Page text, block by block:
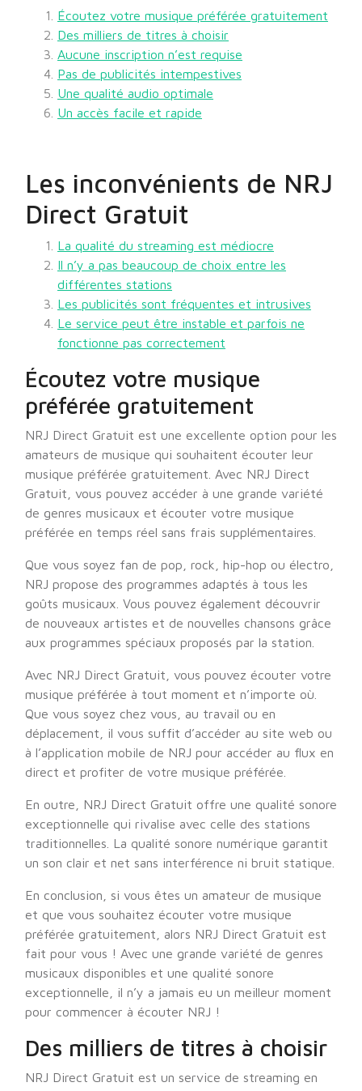
Écoutez votre musique préférée gratuitement
Des milliers de titres à choisir
Aucune inscription n’est requise
Pas de publicités intempestives
Une qualité audio optimale
Un accès facile et rapide
Les inconvénients de NRJ
Direct Gratuit
La qualité du streaming est médiocre
Il n’y a pas beaucoup de choix entre les
différentes stations
Les publicités sont fréquentes et intrusives
Le service peut être instable et parfois ne
fonctionne pas correctement
Écoutez votre musique
préférée gratuitement
NRJ Direct Gratuit est une excellente option pour les
amateurs de musique qui souhaitent écouter leur
musique préférée gratuitement. Avec NRJ Direct
Gratuit, vous pouvez accéder à une grande variété
de genres musicaux et écouter votre musique
préférée en temps réel sans frais supplémentaires.
Que vous soyez fan de pop, rock, hip-hop ou électro,
NRJ propose des programmes adaptés à tous les
goûts musicaux. Vous pouvez également découvrir
de nouveaux artistes et de nouvelles chansons grâce
aux programmes spéciaux proposés par la station.
Avec NRJ Direct Gratuit, vous pouvez écouter votre
musique préférée à tout moment et n’importe où.
Que vous soyez chez vous, au travail ou en
déplacement, il vous suffit d’accéder au site web ou
à l’application mobile de NRJ pour accéder au flux en
direct et profiter de votre musique préférée.
En outre, NRJ Direct Gratuit offre une qualité sonore
exceptionnelle qui rivalise avec celle des stations
traditionnelles. La qualité sonore numérique garantit
un son clair et net sans interférence ni bruit statique.
En conclusion, si vous êtes un amateur de musique
et que vous souhaitez écouter votre musique
préférée gratuitement, alors NRJ Direct Gratuit est
fait pour vous ! Avec une grande variété de genres
musicaux disponibles et une qualité sonore
exceptionnelle, il n’y a jamais eu un meilleur moment
pour commencer à écouter NRJ !
Des milliers de titres à choisir
NRJ Direct Gratuit est un service de streaming en